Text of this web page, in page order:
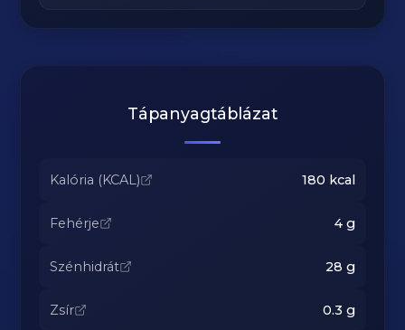
Tápanyagtáblázat
Kalória (KCAL) 180 kcal
Fehérje 4g
Szénhidrát 28 g
Zsír 0.3 g